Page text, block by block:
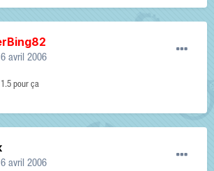
avril 2006
pour ça
avril 2006